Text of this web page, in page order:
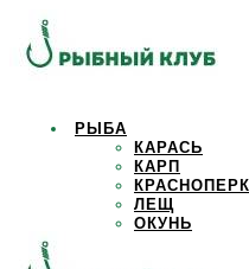
РЫБА
КАРАСЬ
КАРП
ЛЕЩ
ОКУНЬ